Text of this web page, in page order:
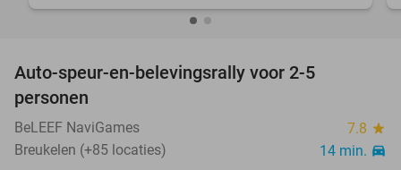
Auto-speur-en-belevingsrally voor 2-5
personen
BeLEEF NaviGames 7.8 star
Breukelen (+85 locaties) 14 min. directions_car